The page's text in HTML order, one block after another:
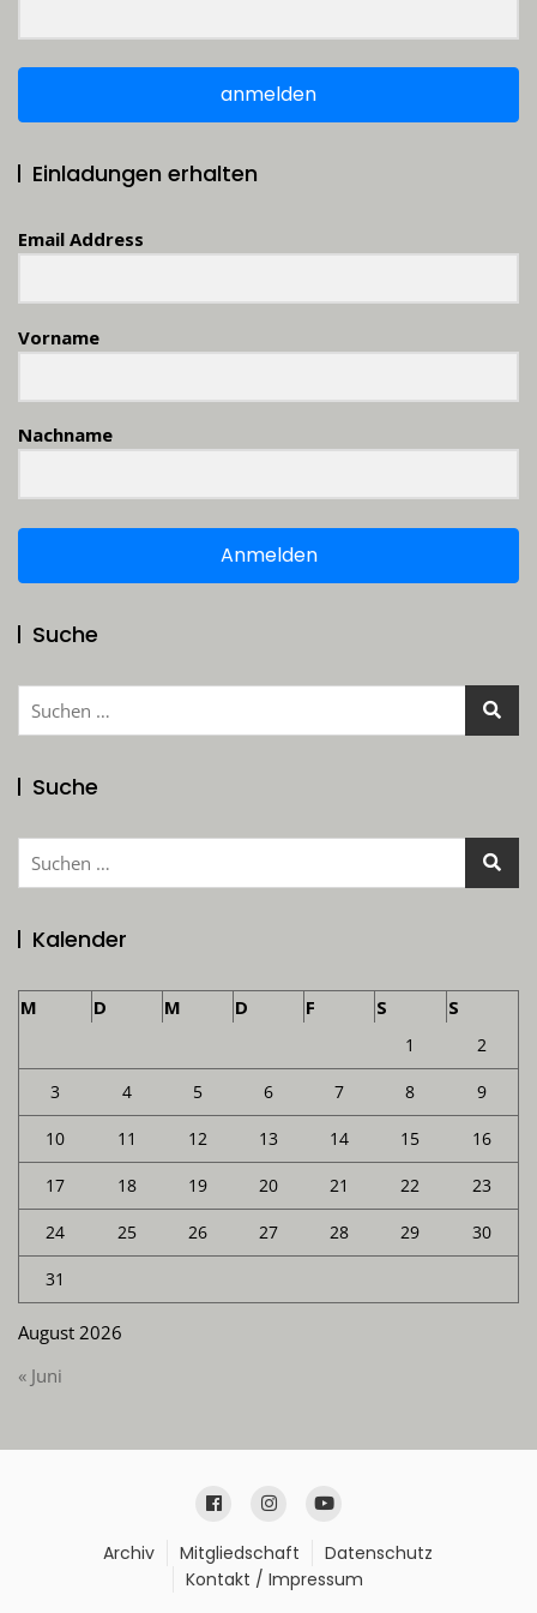
anmelden
Einladungen erhalten
Email Address
Vorname
Nachname
Anmelden
Suche
Suchen
Suche
Suchen
Kalender
August 2026
M D M D F S S
1 2
3 4 5 6 7 8 9
10 11 12 13 14 15 16
17 18 19 20 21 22 23
24 25 26 27 28 29 30
31
« Juni
Archiv Mitgliedschaft
Datenschutz
Kontakt / Impressum